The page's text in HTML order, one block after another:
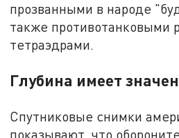
прозванными в народе
также противотанковыми
тетраэдрами.
Глубина имеет
Спутниковые снимки
показывают, что